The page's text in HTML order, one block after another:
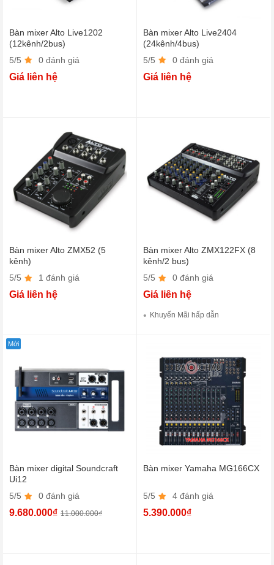
Bàn mixer Alto Live1202
(12kênh/2bus)
5/5
0 đánh giá
Giá liên hệ
Bàn mixer Alto Live2404
(24kênh/4bus)
5/5
0 đánh giá
Giá liên hệ
Bàn mixer Alto ZMX52 (5
kênh)
5/5
1 đánh giá
Giá liên hệ
Bàn mixer Alto ZMX122FX (8
kênh/2 bus)
5/5
0 đánh giá
Giá liên hệ
Khuyến Mãi hấp dẫn
Bàn mixer digital Soundcraft
Ui12
5/5
0 đánh giá
9.680.000₫ 11.000.000₫
Mới
Bàn mixer Yamaha MG166CX
5/5 4 đánh giá
5.390.000₫